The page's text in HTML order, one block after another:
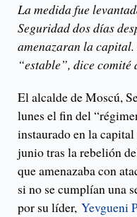
La medida fue
Seguridad dos días
amenazaran la
“estable”, dice
El alcalde de Moscú,
lunes el fin del
instaurado en la
junio tras la rebelión
que amenazaba con
si no se cumplían una
por su líder, Yevgueni